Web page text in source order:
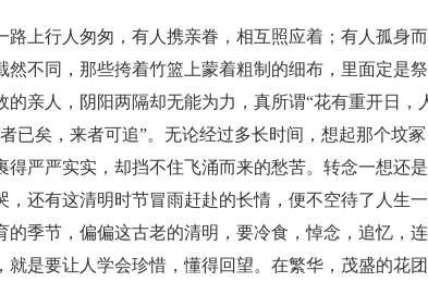
路上行人匆匆，有人携亲眷，相互照应着；有人孤身
然不同，那些挎着竹篮上蒙着粗制的细布，里面定是
的亲人，阴阳两隔却无能为力，真所谓“花有重开日
已矣，来者可追”。无论经过多长时间，想起那个坟
得严严实实，却挡不住飞涌而来的愁苦。转念一想还
，还有这清明时节冒雨赶赴的长情，便不空待了人生
的季节，偏偏这古老的清明，要冷食，悼念，追忆，
就是要让人学会珍惜，懂得回望。在繁华，茂盛的花